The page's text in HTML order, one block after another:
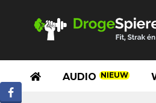
inhoud
sidebar
AUDIO NIEUW